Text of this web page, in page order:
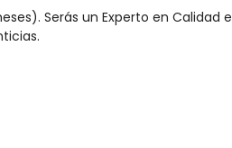
Serás un Experto en Calidad e